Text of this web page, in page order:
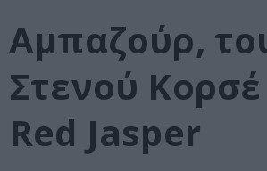
Αμπαζούρ,
Στενού
Red Jasper